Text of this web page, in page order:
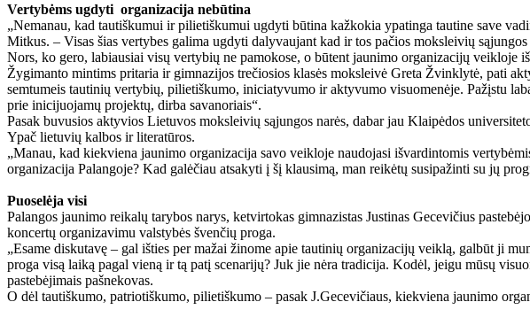
Vertybėms ugdyti organizacija nebūtina
„Nemanau, kad tautiškumui ir pilietiškumui ugdyti būtina kažkokia ypatinga tautine save
Mitkus. – Visas šias vertybes galima ugdyti dalyvaujant kad ir tos pačios moksleivių
Nors, ko gero, labiausiai visų vertybių ne pamokose, o būtent jaunimo organizacijų veikloje
Žygimanto mintims pritaria ir gimnazijos trečiosios klasės moksleivė Greta Žvinklytė, pati
semtumeis tautinių vertybių, pilietiškumo, iniciatyvumo ir aktyvumo visuomenėje. Pažįstu
prie inicijuojamų projektų, dirba savanoriais“.
Pasak buvusios aktyvios Lietuvos moksleivių sąjungos narės, dabar jau Klaipėdos
Ypač lietuvių kalbos ir literatūros.
„Manau, kad kiekviena jaunimo organizacija savo veikloje naudojasi išvardintomis
organizacija Palangoje? Kad galėčiau atsakyti į šį klausimą, man reikėtų susipažinti su jų
Puoselėja visi
Palangos jaunimo reikalų tarybos narys, ketvirtokas gimnazistas Justinas Gecevičius
koncertų organizavimu valstybės švenčių proga.
„Esame diskutavę – gal išties per mažai žinome apie tautinių organizacijų veiklą, galbūt ji
proga visą laiką pagal vieną ir tą patį scenarijų? Juk jie nėra tradicija. Kodėl, jeigu mūsų
pastebėjimais pašnekovas.
O dėl tautiškumo, patriotiškumo, pilietiškumo – pasak J.Gecevičiaus, kiekviena jaunimo